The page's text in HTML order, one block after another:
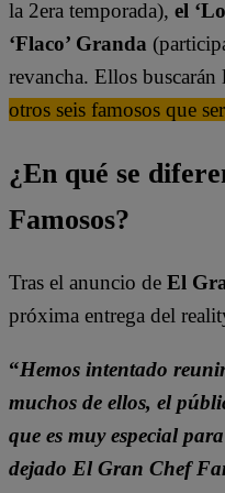
la 2era temporada), el
‘Flaco’ Granda
revancha. Ellos
otros seis famosos que
¿En qué se
Famosos?
Tras el anuncio de El
próxima entrega del
“Hemos intentado
muchos de ellos, el
que es muy especial
dejado El Gran Chef